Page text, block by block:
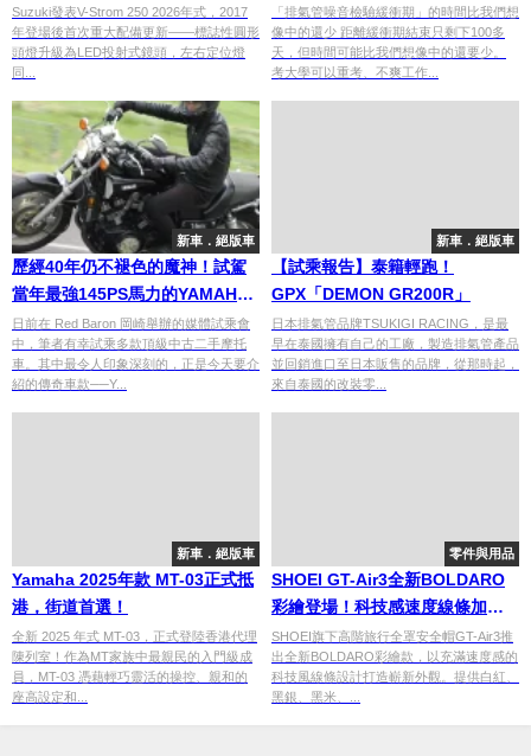
（68.5萬日圓）！登場9年首次升
級LED頭燈×新增白色配色
Suzuki發表V-Strom 250 2026年式，2017
年登場後首次重大配備更新——標誌性圓形
頭燈升級為LED投射式鏡頭，左右定位燈
同...
「排氣管噪音檢驗緩衝期」的時間比我們想
像中的還少 距離緩衝期結束只剩下100多
天，但時間可能比我們想像中的還要少。
考大學可以重考、不爽工作...
新車．絕版車
歷經40年仍不褪色的魔神！試駕
當年最強145PS馬力的YAMAHA
傾力之作「Vmax1200」
日前在 Red Baron 岡崎舉辦的媒體試乘會
中，筆者有幸試乘多款頂級中古二手摩托
車。其中最令人印象深刻的，正是今天要介
紹的傳奇車款──Y...
新車．絕版車
【試乘報告】泰籍輕跑！
GPX「DEMON GR200R」
日本排氣管品牌TSUKIGI RACING，是最
早在泰國擁有自己的工廠，製造排氣管產品
並回銷進口至日本販售的品牌，從那時起，
來自泰國的改裝零...
新車．絕版車
Yamaha 2025年款 MT-03正式抵
港，街道首選！
全新 2025 年式 MT-03，正式登陸香港代理
陳列室！作為MT家族中最親民的入門級成
員，MT-03 憑藉輕巧靈活的操控、親和的
座高設定和...
零件與用品
SHOEI GT-Air3全新BOLDARO
彩繪登場！科技感速度線條加持
四款新配色一次公開
SHOEI旗下高階旅行全罩安全帽GT-Air3推
出全新BOLDARO彩繪款，以充滿速度感的
科技風線條設計打造嶄新外觀。提供白紅、
黑銀、黑米、...